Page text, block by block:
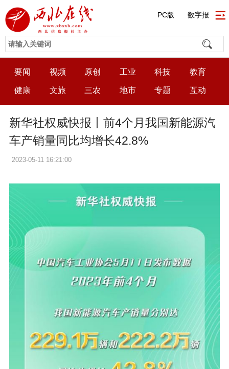
PC版 数字报
要闻 视频 原创 工业 科技 教育
健康 文旅 三农 地市 专题 互动
新华社权威快报丨前4个月我国新能源汽
车产销量同比均增长42.8%
2023-05-11 16:21:00